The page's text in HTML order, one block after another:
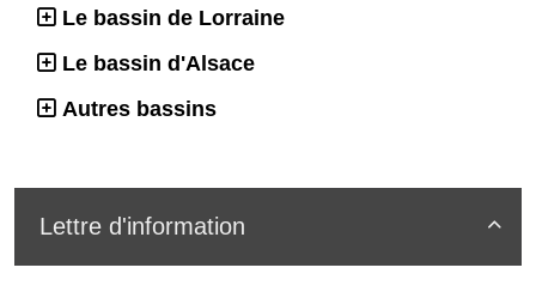
Le bassin de Lorraine
Le bassin d'Alsace
Autres bassins

Lettre d'information